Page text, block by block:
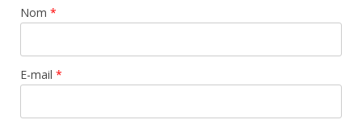
Nom *
E-mail *